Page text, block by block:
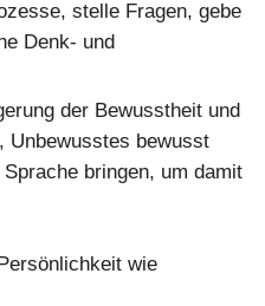
stelle Fragen, gebe
Denk- und
der Bewusstheit und
Unbewusstes bewusst
bringen, um damit
wie